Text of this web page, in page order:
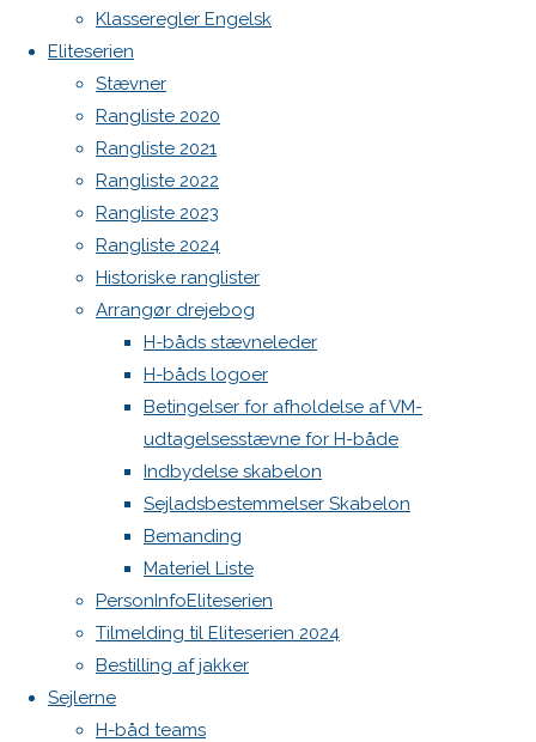
Klasseregler Engelsk
Eliteserien
Stævner
Rangliste 2020
Rangliste 2021
Rangliste 2022
Rangliste 2023
Rangliste 2024
Historiske ranglister
Arrangør drejebog
H-båds stævneleder
H-båds logoer
Betingelser for afholdelse af VM-
udtagelsesstævne for H-både
Indbydelse skabelon
Sejladsbestemmelser Skabelon
Bemanding
Materiel Liste
PersonInfoEliteserien
Tilmelding til Eliteserien 2024
Bestilling af jakker
Sejlerne
H-båd teams
image
Next
image
Skriv
et
svar
Din e-
mailadresse
vil ikke
publiceret.
Krævede
felter er
markeret
med
WordPress.org